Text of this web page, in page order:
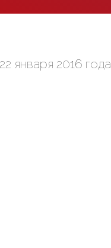
января 2016 года